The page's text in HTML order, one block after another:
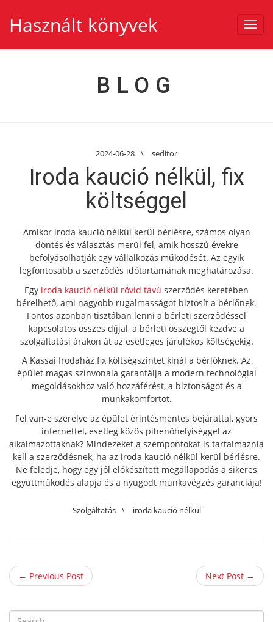
Használt könyvek
BLOG
2024-06-28 \ seditor
Iroda kaució nélkül, fix
költséggel
Amikor iroda kaució nélkül kerül bérlésre, számos olyan
döntés és választás merül fel, amik hosszú évekre
befolyásolhatják egy vállalkozás működését. Az egyik
legfontosabb a szerződés időtartamának meghatározása.
Egy iroda kaució nélkül rövid távú szerződés keretében
bérelhető, ami nagyobb rugalmasságot biztosít a bérlőnek.
Fontos azonban tisztában lenni a bérleti szerződéssel
kapcsolatos összes díjjal, a bérleti összegtől kezdve a
szolgáltatási árakon át az esetleges járulékos költségekig.
A Kassai Irodaház fix költségszintet kínál a bérlőknek. Az
épület magas színvonala garantálja a modern technológiai
megoldásokhoz való hozzáférést, a biztonságot és a
munkakomfortot.
Fel van-e szerelve az épület érintésmentes bejárattal, gyors
internettel, esetleg közös pihenőhelyiséggel az
alkalmazottaknak? Mindezeket a szempontokat is tartalmaznia
kell a szerződésnek, ha az iroda kaució nélkül kerül bérlésre.
Ne feledje, hogy egy jól előkészített megállapodás a sikeres
együttműködés alapja és a nyugodt munkavégzés garanciája!
Szolgáltatás \ iroda kaució nélkül
← Previous Post Next Post →